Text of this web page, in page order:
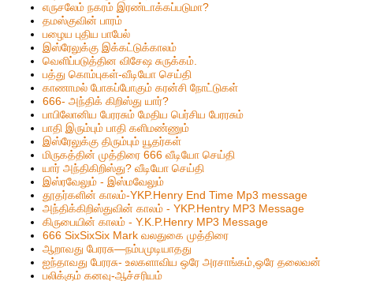
எருசலேம் நகரம் இரண்டாக்கப்படுமா?
தமஸ்குவின் பாரம்
பழைய புதிய பாபேல்
இஸ்ரேலுக்கு இக்கட்டுக்காலம்
வெளிப்படுத்தின விசேஷ சுருக்கம்.
பத்து கொம்புகள்-வீடியோ செய்தி
காணாமல் போகப்போகும் கரன்சி நோட்டுகள்
666- அந்திக் கிறிஸ்து யார்?
பாபிலோனிய பேரரசும் மேதிய பெர்சிய பேரரசும்
பாதி இரும்பும் பாதி களிமண்ணும்
இஸ்ரேலுக்கு திரும்பும் யூதர்கள்
மிருகத்தின் முத்திரை 666 வீடியோ செய்தி
யார் அந்திகிறிஸ்து? வீடியோ செய்தி
இஸ்ரவேலும் - இஸ்மவேலும்
தூதர்களின் காலம்-YKP.Henry End Time Mp3 message
அந்திக்கிறிஸ்துவின் காலம் - YKP.Hentry MP3 Message
கிருபையின் காலம் - Y.K.P.Henry MP3 Message
666 SixSixSix Mark வலதுகை முத்திரை
ஆறாவது பேரரசு—நம்பமுடியாதது
ஐந்தாவது பேரரசு- உலகளாவிய ஒரே அரசாங்கம்,ஒரே தலைவன்
பலிக்கும் கனவு-ஆச்சரியம்